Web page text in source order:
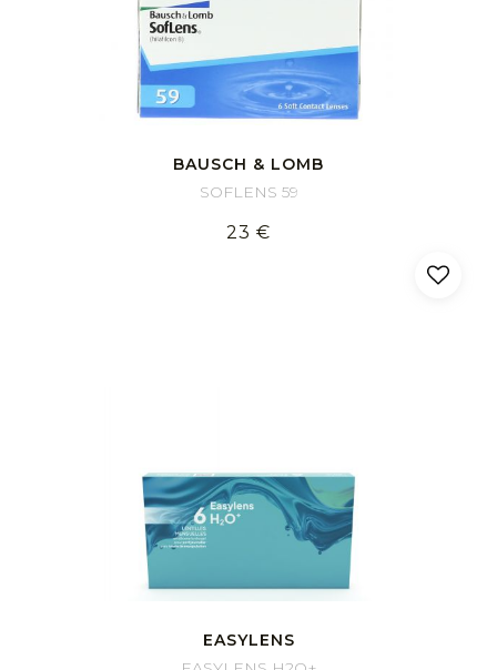
BAUSCH & LOMB
SOFLENS 59
23 €
EASYLENS